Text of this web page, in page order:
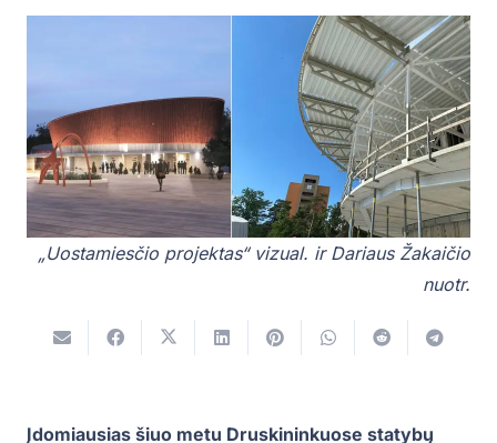
„Uostamiesčio projektas“ vizual. ir Dariaus Žakaičio
nuotr.
Įdomiausias šiuo metu Druskininkuose statybų